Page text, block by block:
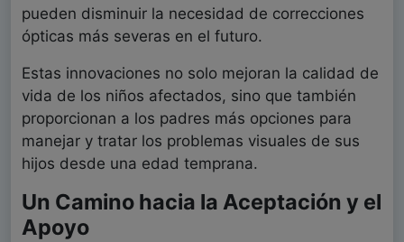
pueden disminuir la necesidad de correcciones
ópticas más severas en el futuro.
Estas innovaciones no solo mejoran la calidad de
vida de los niños afectados, sino que también
proporcionan a los padres más opciones para
manejar y tratar los problemas visuales de sus
hijos desde una edad temprana.
Un Camino hacia la Aceptación y el
Apoyo